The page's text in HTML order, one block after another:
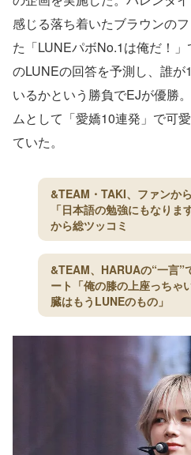
感じる落ち着いたブラウンの
た「LUNEパボNo.1は俺だ！
のLUNEの回答を予測し、誰
いるかという勝負でEJが優勝
ムとして「愛嬌10連発」で可
ていた。
&TEAM・TAKI、ファンか
「日本語の勉強にもなりま
から総ツッコミ
&TEAM、HARUAの“一言”
ート「俺の膝の上座っちゃ
臓はもうLUNEのもの」